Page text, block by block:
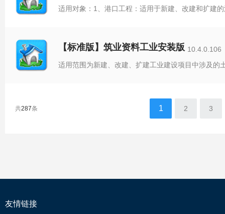
【标准版】筑业资料工业安装版 10.4.0.106
1 2 3
共287条
友情链接